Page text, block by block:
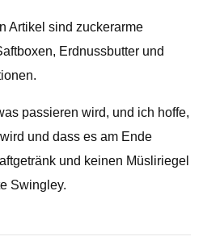
Artikel sind zuckerarme
Erdnussbutter und
passieren wird, und ich hoffe,
und dass es am Ende
und keinen Müsliriegel
Swingley.